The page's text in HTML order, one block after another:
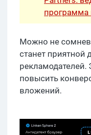
программа
Можно не
станет приятной
рекламодателей.
повысить
вложений.